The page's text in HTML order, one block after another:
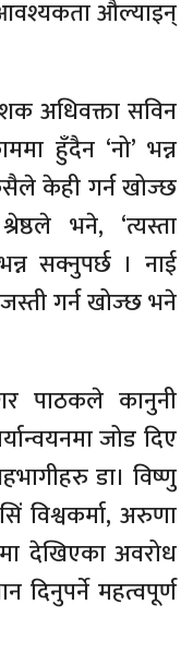
औल्याइन्
अधिवक्ता सविन
हुँदैन ‘नो’ भन्न
केही गर्न खोज्छ
भने, ‘त्यस्ता
सक्नुपर्छ । नाई
गर्न खोज्छ भने
पाठकले कानुनी
जोड दिए
डा। विष्णु
विश्वकर्मा, अरुणा
देखिएका अवरोध
दिनुपर्ने महत्वपूर्ण